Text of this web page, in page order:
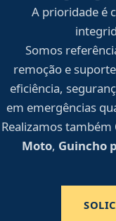
A prioridade é
Somos
remoção e
eficiência,
em emergências
Realizamos também
Moto, Guincho